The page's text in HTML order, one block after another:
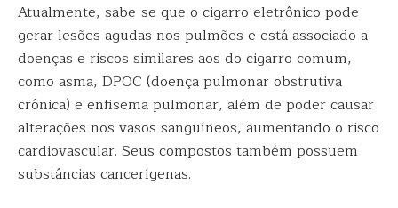
Atualmente, sabe-se que o cigarro eletrônico pode
gerar lesões agudas nos pulmões e está associado a
doenças e riscos similares aos do cigarro comum,
como asma, DPOC (doença pulmonar obstrutiva
crônica) e enfisema pulmonar, além de poder causar
alterações nos vasos sanguíneos, aumentando o risco
cardiovascular. Seus compostos também possuem
substâncias cancerígenas.